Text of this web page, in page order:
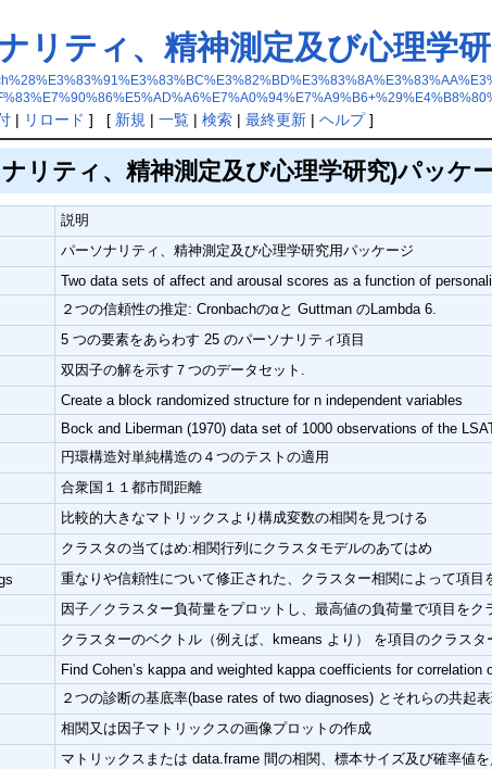
リティ、精神測定及び心理学
| リロード ] [ 新規 | 一覧| 検索| 最終更新| ヘルプ]
リティ、精神測定及び心理学研究)パッケ
説明
パーソナリティ、精神測定及び心理学研究用パッケージ
Two data sets of affect and arousal scores as a function of
２つの信頼性の推定: Cronbachのαと Guttman のLambda 6.
5 つの要素をあらわす 25 のパーソナリティ項目
双因子の解を示す７つのデータセット.
Create a block randomized structure for n independent variables
Bock and Liberman (1970) data set of 1000 observations of the
円環構造対単純構造の４つのテストの適用
合衆国１１都市間距離
比較的大きなマトリックスより構成変数の相関を見つける
クラスタの当てはめ:相関行列にクラスタモデルのあてはめ
重なりや信頼性について修正された、クラスター相関によって項目
因子／クラスター負荷量をプロットし、最高値の負荷量で項目をク
クラスターのベクトル（例えば、kmeans より） を項目のクラス
Find Cohen’s kappa and weighted kappa coefficients for correlation
２つの診断の基底率(base rates of two diagnoses) とそれらの共起
相関又は因子マトリックスの画像プロットの作成
マトリックスまたは data.frame 間の相関、標本サイズ及び確率値